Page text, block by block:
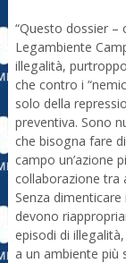
“Questo dossier
Legambiente
illegalità,
che contro i
solo della
preventiva. Sono
che bisogna fare
campo un’azione
collaborazione tra
Senza
devono
episodi di
a un ambiente più